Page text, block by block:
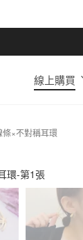
線上購買
×不對稱耳環